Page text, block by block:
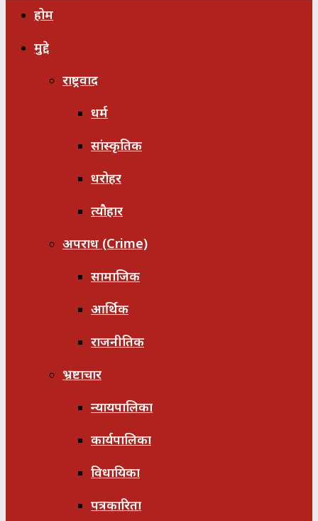
होम
मुद्दे
राष्ट्रवाद
धर्म
सांस्कृतिक
धरोहर
त्यौहार
अपराध (Crime)
सामाजिक
आर्थिक
राजनीतिक
भ्रष्टाचार
न्यायपालिका
कार्यपालिका
विधायिका
पत्रकारिता